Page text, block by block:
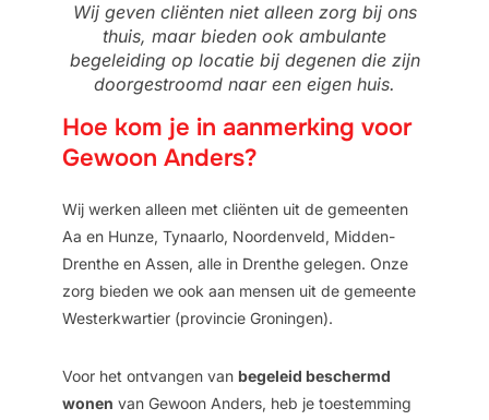
Wij geven cliënten niet alleen zorg bij ons
thuis, maar bieden ook ambulante
begeleiding op locatie bij degenen die zijn
doorgestroomd naar een eigen huis.
Hoe kom je in aanmerking voor
Gewoon Anders?
Wij werken alleen met cliënten uit de gemeenten
Aa en Hunze, Tynaarlo, Noordenveld, Midden-
Drenthe en Assen, alle in Drenthe gelegen. Onze
zorg bieden we ook aan mensen uit de gemeente
Westerkwartier (provincie Groningen).
Voor het ontvangen van begeleid beschermd
wonen van Gewoon Anders, heb je toestemming